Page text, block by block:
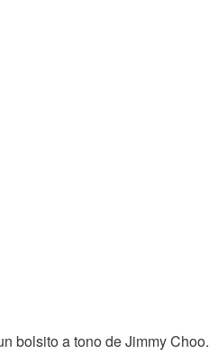
bolsito a tono de Jimmy Choo.